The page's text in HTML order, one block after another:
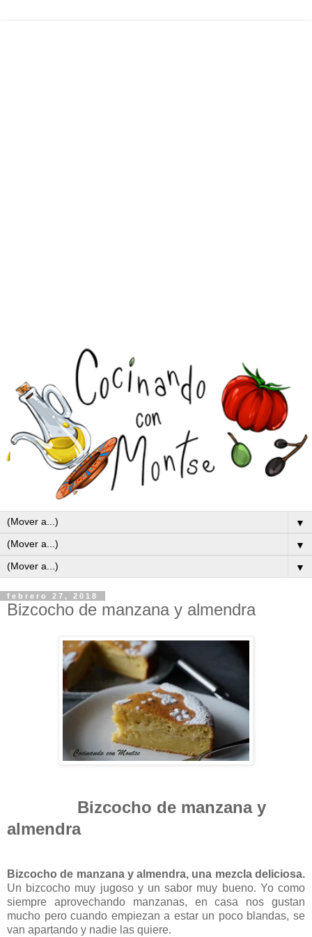
▼
▼
▼
febrero 27, 2018
Bizcocho de manzana y almendra
Bizcocho de manzana y
almendra
Bizcocho de manzana y almendra, una mezcla deliciosa.
Un bizcocho muy jugoso y un sabor muy bueno. Yo como
siempre aprovechando manzanas, en casa nos gustan
mucho pero cuando empiezan a estar un poco blandas, se
van apartando y nadie las quiere.